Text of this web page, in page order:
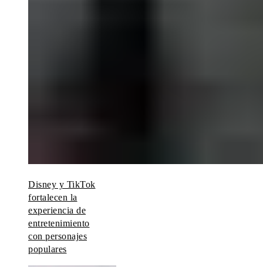
Disney y TikTok
fortalecen la
experiencia de
entretenimiento
con personajes
populares